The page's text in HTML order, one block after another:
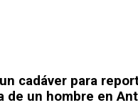
cadáver para
de un hombre en